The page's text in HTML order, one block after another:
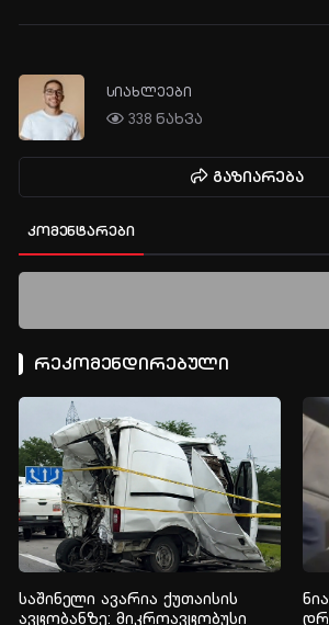
სიახლეები
338 ნახვა
გაზიარება
კომენტარები
რეკომენდირებული
საშინელი ავარია ქუთაისის
ავტობანზე: მიკროავტობუსი